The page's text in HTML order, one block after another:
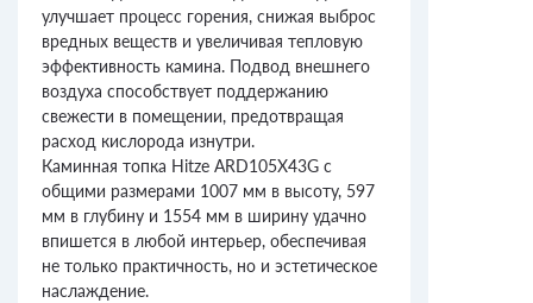
улучшает процесс горения, снижая выброс
вредных веществ и увеличивая тепловую
эффективность камина. Подвод внешнего
воздуха способствует поддержанию
свежести в помещении, предотвращая
расход кислорода изнутри.
Каминная топка Hitze ARD105X43G с
общими размерами 1007 мм в высоту, 597
мм в глубину и 1554 мм в ширину удачно
впишется в любой интерьер, обеспечивая
не только практичность, но и эстетическое
наслаждение.